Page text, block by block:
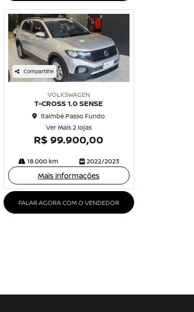
Compartilhe
VOLKSWAGEN
T-CROSS 1.0 SENSE
Itaimbé Passo Fundo
Ver Mais 2 lojas
R$ 99.900,00
18.000 km 2022/2023
Mais informações
FALAR AGORA COM O VENDEDOR